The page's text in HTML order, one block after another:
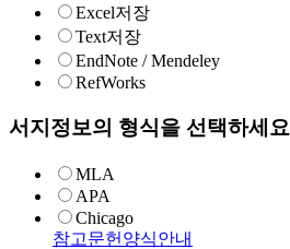
Excel저장
Text저장
EndNote / Mendeley
RefWorks
서지정보의 형식을 선택하세요
MLA
APA
Chicago
참고문헌양식안내